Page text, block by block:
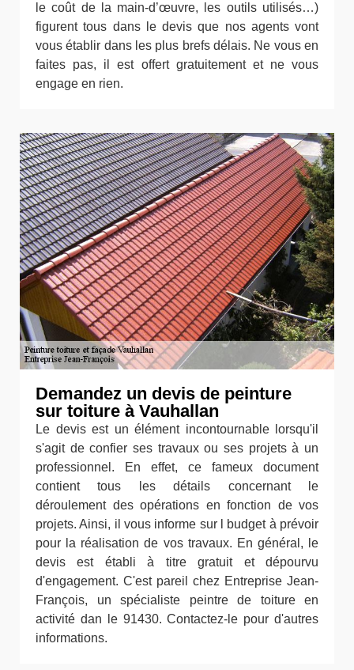
le coût de la main-d’œuvre, les outils utilisés…)
figurent tous dans le devis que nos agents vont
vous établir dans les plus brefs délais. Ne vous en
faites pas, il est offert gratuitement et ne vous
engage en rien.
Demandez un devis de peinture
sur toiture à Vauhallan
Le devis est un élément incontournable lorsqu'il
s'agit de confier ses travaux ou ses projets à un
professionnel. En effet, ce fameux document
contient tous les détails concernant le
déroulement des opérations en fonction de vos
projets. Ainsi, il vous informe sur l budget à prévoir
pour la réalisation de vos travaux. En général, le
devis est établi à titre gratuit et dépourvu
d'engagement. C'est pareil chez Entreprise Jean-
François, un spécialiste peintre de toiture en
activité dan le 91430. Contactez-le pour d'autres
informations.